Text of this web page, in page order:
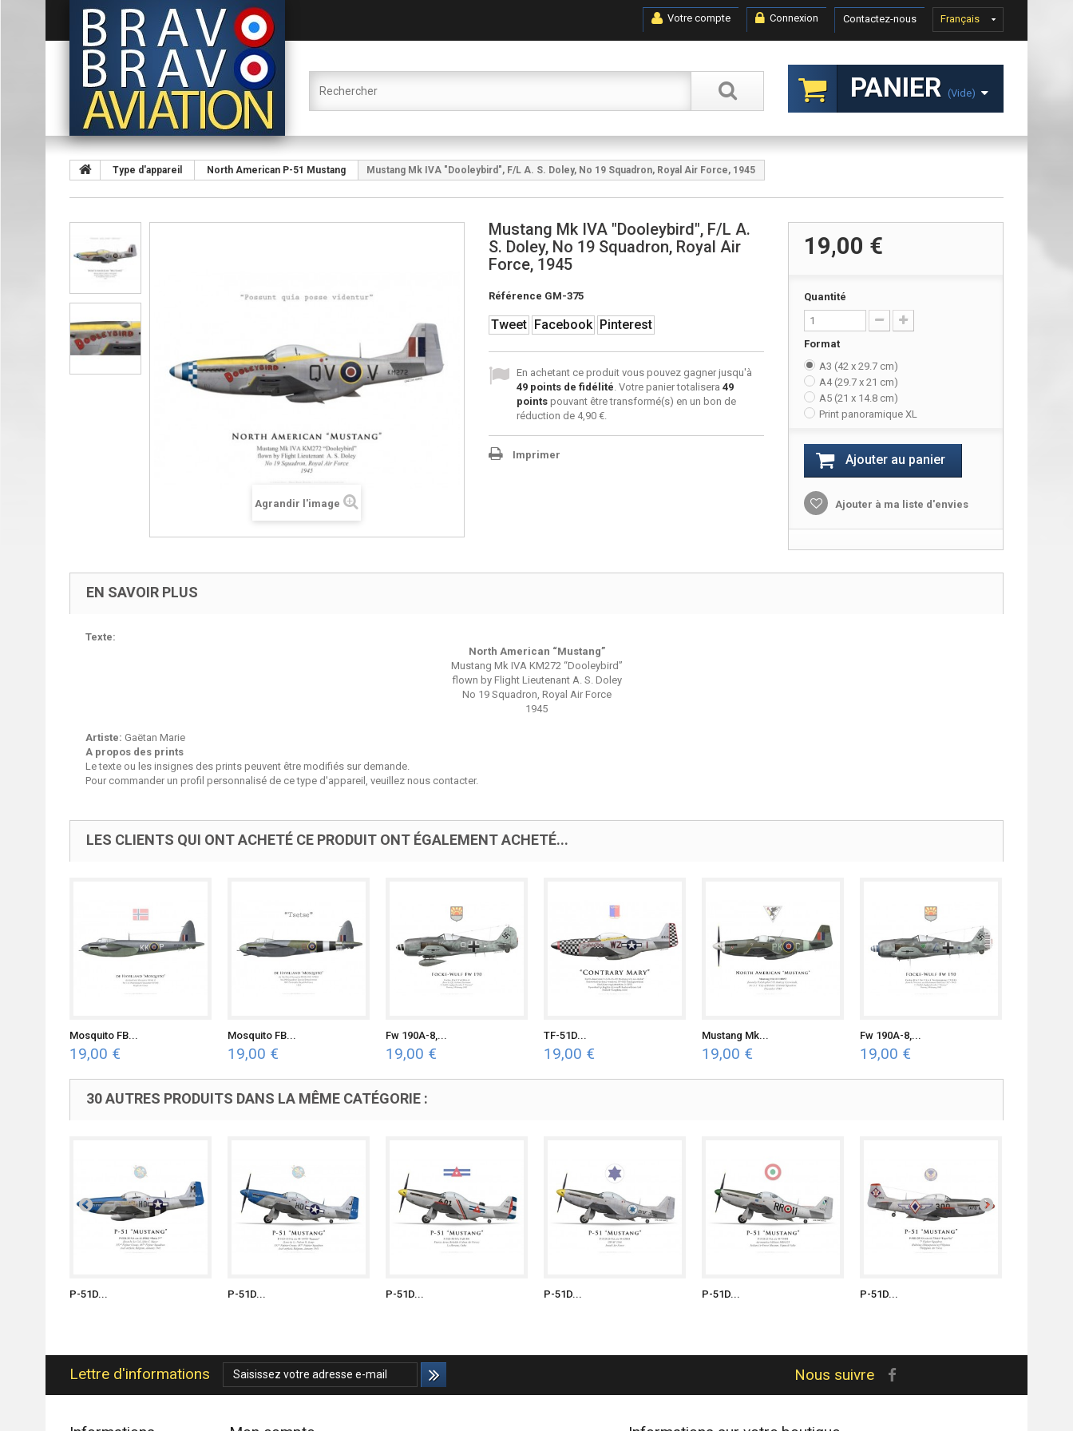
Français
Contactez-nous
Connexion
Votre compte
PANIER (vide)
Type d'appareil North American P-51 Mustang Mustang Mk IVA "Dooleybird", F/L A. S. Doley, No 19 Squadron, Royal Air Force, 1945
Agrandir l'image
Mustang Mk IVA "Dooleybird", F/L A.
S. Doley, No 19 Squadron, Royal Air
Force, 1945
Référence GM-375
Tweet Facebook Pinterest
En achetant ce produit vous pouvez gagner jusqu'à
49points de fidélité. Votre panier totalisera 49
pointspouvant être transformé(s) en un bon de
réduction de 4,90 €.
Imprimer
19,00 €
Quantité
Format
A3 (42 x 29.7 cm)
A4 (29.7 x 21 cm)
A5 (21 x 14.8 cm)
Print panoramique XL
Ajouter au panier
Ajouter à ma liste d'envies
EN SAVOIR PLUS
Texte:
North American “Mustang”
Mustang Mk IVA KM272 “Dooleybird”
flown by Flight Lieutenant A. S. Doley
No 19 Squadron, Royal Air Force
1945
Artiste: Gaëtan Marie
A propos des prints
Le texte ou les insignes des prints peuvent être modifiés sur demande.
Pour commander un profil personnalisé de ce type d'appareil, veuillez nous contacter.
LES CLIENTS QUI ONT ACHETÉ CE PRODUIT ONT ÉGALEMENT ACHETÉ...
Mosquito FB...
19,00 €
Mosquito FB...
19,00 €
Fw 190A-8,...
19,00 €
TF-51D...
19,00 €
Mustang Mk...
19,00 €
Fw 190A-8,...
19,00 €
30 AUTRES PRODUITS DANS LA MÊME CATÉGORIE :
P-51D... P-51D... P-51D... P-51D... P-51D... P-51D...
Lettre d'informations Nous suivre